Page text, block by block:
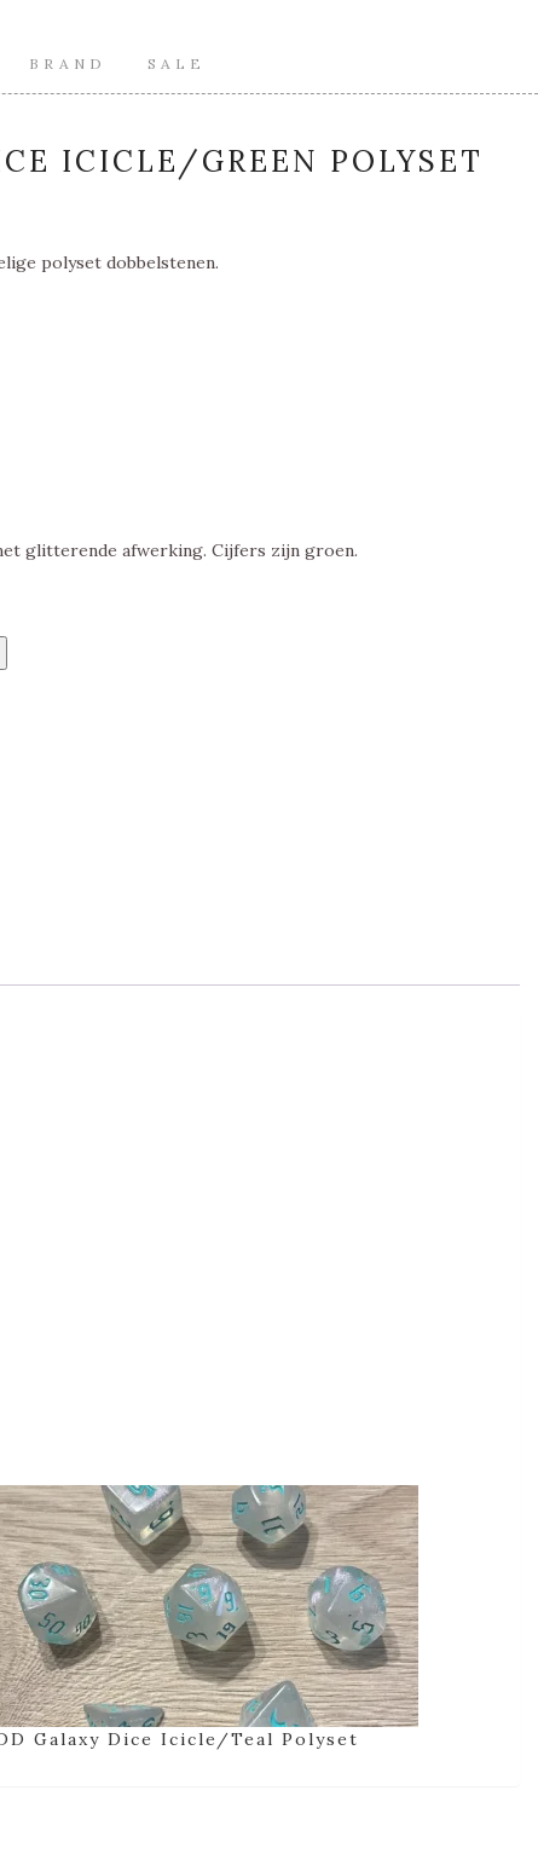
BRAND SALE
ICICLE/GREEN POLYSET
polyset dobbelstenen.
glitterende afwerking. Cijfers zijn groen.
Galaxy Dice Icicle/Teal Polyset